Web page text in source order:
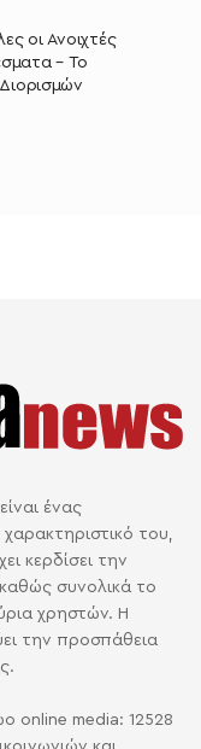
οι Ανοιχτές
– Το
ένας
του,
κερδίσει την
συνολικά το
χρηστών. Η
την προσπάθεια
online media: 12528